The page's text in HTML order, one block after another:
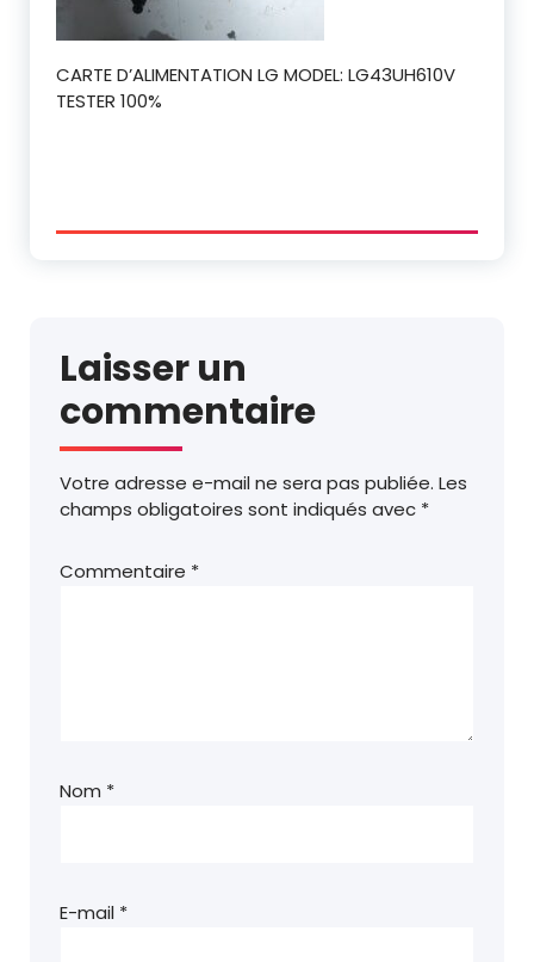
CARTE D’ALIMENTATION LG MODEL: LG43UH610V
TESTER 100%
Laisser un
commentaire
Votre adresse e-mail ne sera pas publiée. Les
champs obligatoires sont indiqués avec *
Commentaire *
Nom *
E-mail *